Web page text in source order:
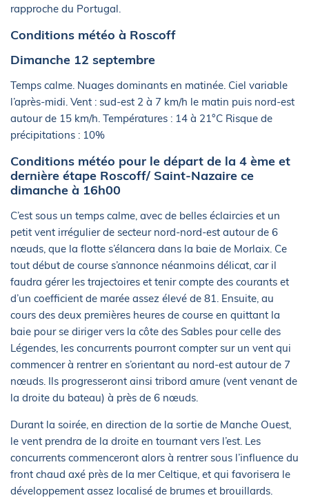
rapproche du Portugal.
Conditions météo à Roscoff
Dimanche 12 septembre
Temps calme. Nuages dominants en matinée. Ciel variable
l’après-midi. Vent : sud-est 2 à 7 km/h le matin puis nord-est
autour de 15 km/h. Températures : 14 à 21°C Risque de
précipitations : 10%
Conditions météo pour le départ de la 4 ème et
dernière étape Roscoff/ Saint-Nazaire ce
dimanche à 16h00
C’est sous un temps calme, avec de belles éclaircies et un
petit vent irrégulier de secteur nord-nord-est autour de 6
nœuds, que la flotte s’élancera dans la baie de Morlaix. Ce
tout début de course s’annonce néanmoins délicat, car il
faudra gérer les trajectoires et tenir compte des courants et
d’un coefficient de marée assez élevé de 81. Ensuite, au
cours des deux premières heures de course en quittant la
baie pour se diriger vers la côte des Sables pour celle des
Légendes, les concurrents pourront compter sur un vent qui
commencer à rentrer en s’orientant au nord-est autour de 7
nœuds. Ils progresseront ainsi tribord amure (vent venant de
la droite du bateau) à près de 6 nœuds.
Durant la soirée, en direction de la sortie de Manche Ouest,
le vent prendra de la droite en tournant vers l’est. Les
concurrents commenceront alors à rentrer sous l’influence du
front chaud axé près de la mer Celtique, et qui favorisera le
développement assez localisé de brumes et brouillards.